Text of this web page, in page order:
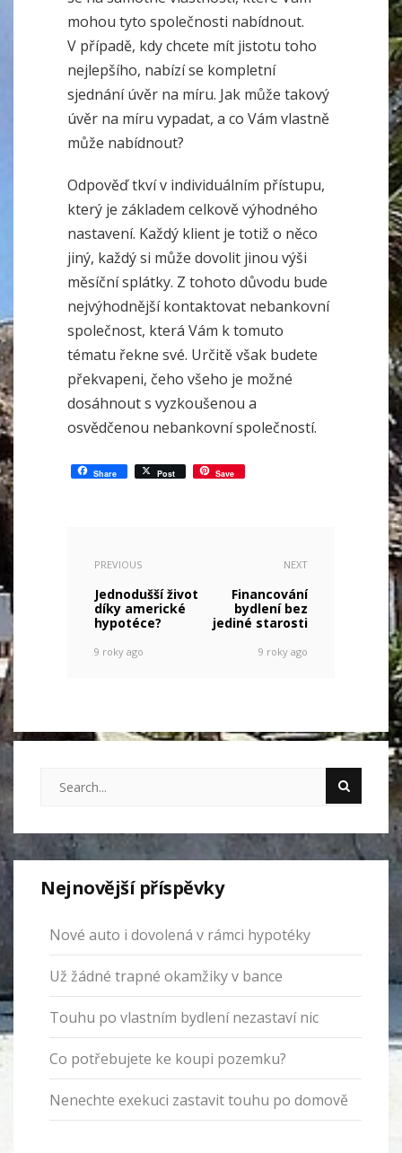
mohou tyto společnosti nabídnout.
V případě, kdy chcete mít jistotu toho
nejlepšího, nabízí se kompletní
sjednání úvěr na míru. Jak může takový
úvěr na míru vypadat, a co Vám vlastně
může nabídnout?
Odpověď tkví v individuálním přístupu,
který je základem celkově výhodného
nastavení. Každý klient je totiž o něco
jiný, každý si může dovolit jinou výši
měsíční splátky. Z tohoto důvodu bude
nejvýhodnější kontaktovat nebankovní
společnost, která Vám k tomuto
tématu řekne své. Určitě však budete
překvapeni, čeho všeho je možné
dosáhnout s vyzkoušenou a
osvědčenou nebankovní společností.
Share Post Save
PREVIOUS
Jednodušší život
díky americké
hypotéce?
9 roky ago
NEXT
Financování
bydlení bez
jediné starosti
9 roky ago
Nejnovější příspěvky
Nové auto i dovolená v rámci hypotéky
Už žádné trapné okamžiky v bance
Touhu po vlastním bydlení nezastaví nic
Co potřebujete ke koupi pozemku?
Nenechte exekuci zastavit touhu po domově